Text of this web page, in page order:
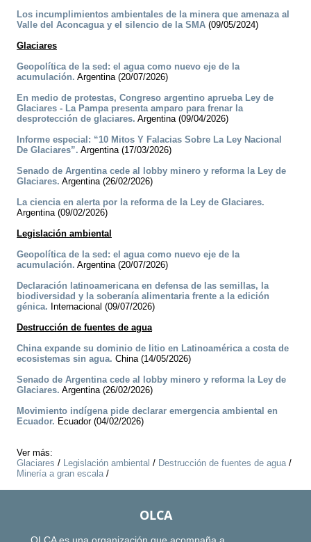
Los incumplimientos ambientales de la minera que amenaza al
Valle del Aconcagua y el silencio de la SMA (09/05/2024)
Glaciares
Geopolítica de la sed: el agua como nuevo eje de la
acumulación. Argentina (20/07/2026)
En medio de protestas, Congreso argentino aprueba Ley de
Glaciares - La Pampa presenta amparo para frenar la
desprotección de glaciares. Argentina (09/04/2026)
Informe especial: “10 Mitos Y Falacias Sobre La Ley Nacional
De Glaciares”. Argentina (17/03/2026)
Senado de Argentina cede al lobby minero y reforma la Ley de
Glaciares. Argentina (26/02/2026)
La ciencia en alerta por la reforma de la Ley de Glaciares.
Argentina (09/02/2026)
Legislación ambiental
Geopolítica de la sed: el agua como nuevo eje de la
acumulación. Argentina (20/07/2026)
Declaración latinoamericana en defensa de las semillas, la
biodiversidad y la soberanía alimentaria frente a la edición
génica. Internacional (09/07/2026)
Destrucción de fuentes de agua
China expande su dominio de litio en Latinoamérica a costa de
ecosistemas sin agua. China (14/05/2026)
Senado de Argentina cede al lobby minero y reforma la Ley de
Glaciares. Argentina (26/02/2026)
Movimiento indígena pide declarar emergencia ambiental en
Ecuador. Ecuador (04/02/2026)
Ver más:
Glaciares / Legislación ambiental / Destrucción de fuentes de agua/
Minería a gran escala/
OLCA